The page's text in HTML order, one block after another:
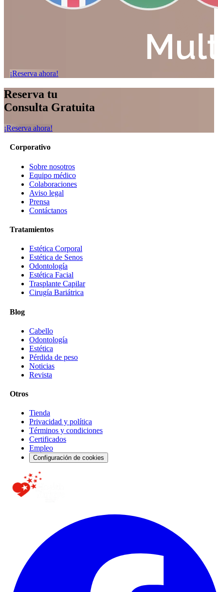
¡Reserva ahora!
Reserva tu
Consulta Gratuita
¡Reserva ahora!
Corporativo
Sobre nosotros
Equipo médico
Colaboraciones
Aviso legal
Prensa
Contáctanos
Tratamientos
Estética Corporal
Estética de Senos
Odontología
Estética Facial
Trasplante Capilar
Cirugía Bariátrica
Blog
Cabello
Odontología
Estética
Pérdida de peso
Noticias
Revista
Otros
Tienda
Privacidad y política
Términos y condiciones
Certificados
Empleo
Configuración de cookies